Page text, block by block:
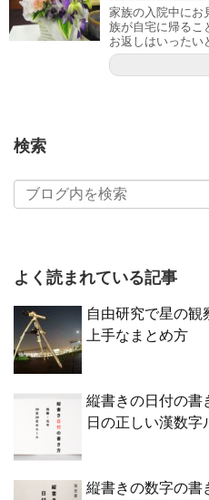
家族の入院中にお
族が自宅に帰るこ
お返しはいったい
検索
よく読まれている記事
自由研究で星の観
上手なまとめ方
縦書きの日付の書
日の正しい漢数字
縦書きの数字の書